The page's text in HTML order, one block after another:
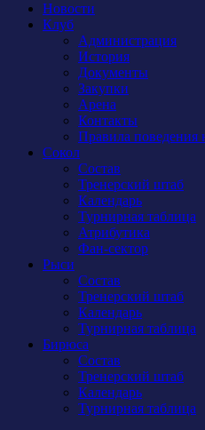
Новости
Клуб
Администрация
История
Документы
Закупки
Арена
Контакты
Правила поведения
Сокол
Состав
Тренерский штаб
Календарь
Турнирная таблица
Атрибутика
Фан-сектор
Рыси
Состав
Тренерский штаб
Календарь
Турнирная таблица
Бирюса
Состав
Тренерский штаб
Календарь
Турнирная таблица